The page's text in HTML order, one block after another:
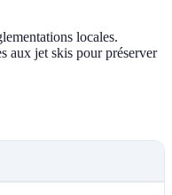
locales.
aux jet skis pour préserver